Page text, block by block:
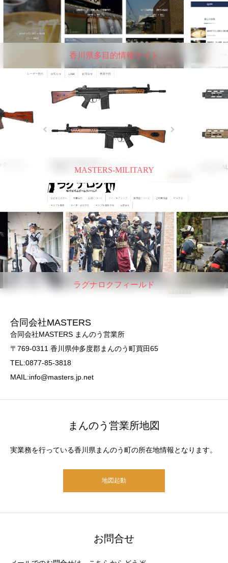
香川県多目的情報サイト
MASTERS-MILITARY
ラグナロクフィールド
合同会社MASTERS
合同会社MASTERS まんのう営業所
〒769-0311 香川県仲多度郡まんのう町買田65
TEL:0877-85-3818
MAIL:info@masters.jp.net
まんのう営業所地図
実業務を行っている香川県まんのう町の所在地情報となります。
地図起動
お問合せ